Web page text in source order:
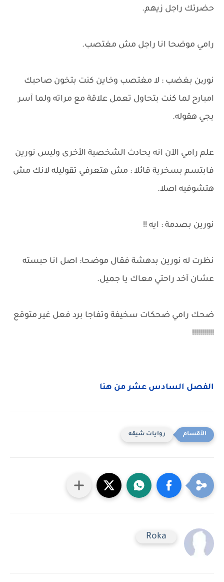
حضرتك راجل زيهم.
رامي موضحا انا راجل مش مغتصب.
نورین بغضب : لا مغتصب وخاين كنت بتخون صاحبك
امبارح لما كنت بتحاول تعمل علاقة مع مراته ولما آسر
يجي هقوله.
علم رامي الآن انه يحادث الشخصية الأخرى وليس نورين
فابتسم بسخرية قائلا : مش هتعرفي تقوليله لانك مش
هتشوفيه اصلا.
نورين بصدمة : ايه !!
نظرت له نورين بدهشة فقال موضحا: اصل انا حبسته
عشان آخد راحتي معاك يا جميل.
ضحك رامي ضحكات سخيفة وتفاجا برد فعل غير متوقع
!!!!!!!!!!!
الفصل السادس عشر من هنا
روايات شيقه
Roka